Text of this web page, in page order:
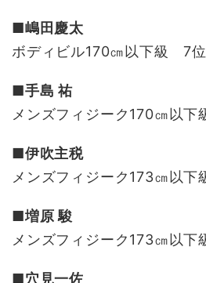
■嶋田慶太
ボディビル170㎝以下級 7位
■手島 祐
メンズフィジーク170㎝以
■伊吹主税
メンズフィジーク173㎝以
■増原 駿
メンズフィジーク173㎝以
■穴見一佐